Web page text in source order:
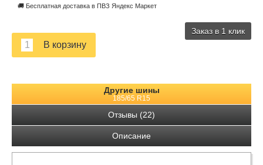
🚚 Бесплатная доставка в ПВЗ Яндекс Маркет
Заказ в 1 клик
Другие шины
185/65 R15
Отзывы (22)
Описание